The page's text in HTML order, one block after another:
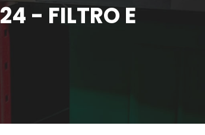
- FILTRO E